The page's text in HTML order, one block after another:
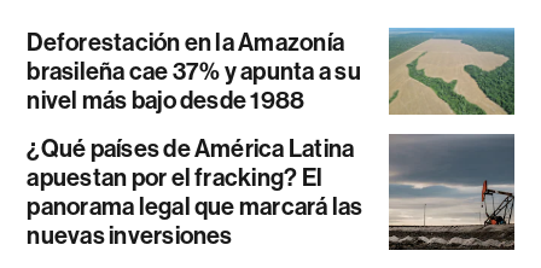
Deforestación en la Amazonía
brasileña cae 37% y apunta a su
nivel más bajo desde 1988
¿Qué países de América Latina
apuestan por el fracking? El
panorama legal que marcará las
nuevas inversiones